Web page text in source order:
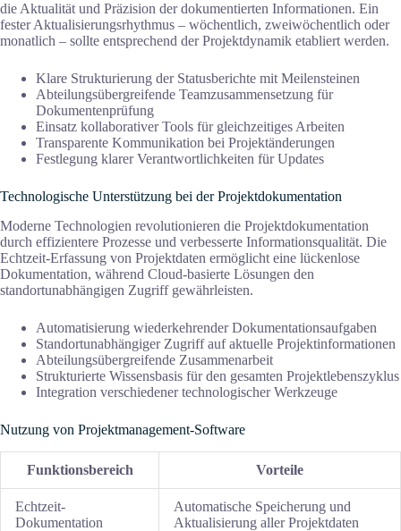
die Aktualität und Präzision der dokumentierten Informationen. Ein
fester Aktualisierungsrhythmus – wöchentlich, zweiwöchentlich oder
monatlich – sollte entsprechend der Projektdynamik etabliert werden.
Klare Strukturierung der Statusberichte mit Meilensteinen
Abteilungsübergreifende Teamzusammensetzung für
Dokumentenprüfung
Einsatz kollaborativer Tools für gleichzeitiges Arbeiten
Transparente Kommunikation bei Projektänderungen
Festlegung klarer Verantwortlichkeiten für Updates
Technologische Unterstützung bei der Projektdokumentation
Moderne Technologien revolutionieren die Projektdokumentation
durch effizientere Prozesse und verbesserte Informationsqualität. Die
Echtzeit-Erfassung von Projektdaten ermöglicht eine lückenlose
Dokumentation, während Cloud-basierte Lösungen den
standortunabhängigen Zugriff gewährleisten.
Automatisierung wiederkehrender Dokumentationsaufgaben
Standortunabhängiger Zugriff auf aktuelle Projektinformationen
Abteilungsübergreifende Zusammenarbeit
Strukturierte Wissensbasis für den gesamten Projektlebenszyklus
Integration verschiedener technologischer Werkzeuge
Nutzung von Projektmanagement-Software
Funktionsbereich Vorteile
Echtzeit-
Dokumentation
Automatische Speicherung und
Aktualisierung aller Projektdaten